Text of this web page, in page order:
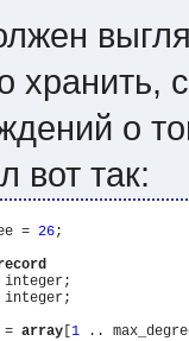
хранить,
о
вот так:
=
26
=
array[ 1 ..